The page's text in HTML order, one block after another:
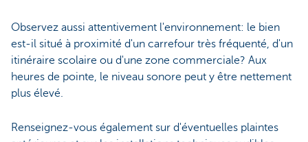
Observez aussi attentivement l'environnement: le bien
est-il situé à proximité d'un carrefour très fréquenté, d'un
itinéraire scolaire ou d'une zone commerciale? Aux
heures de pointe, le niveau sonore peut y être nettement
plus élevé.
Renseignez-vous également sur d'éventuelles plaintes